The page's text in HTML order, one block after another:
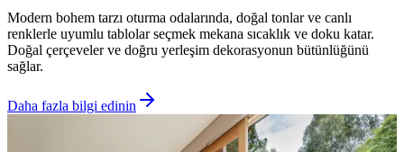
Modern bohem tarzı oturma odalarında, doğal tonlar ve canlı
renklerle uyumlu tablolar seçmek mekana sıcaklık ve doku katar.
Doğal çerçeveler ve doğru yerleşim dekorasyonun bütünlüğünü
sağlar.
Daha fazla bilgi edinin